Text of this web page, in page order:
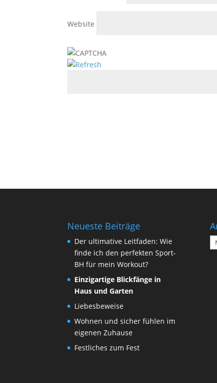
Website
Neueste Beiträge
Der ultimative Leitfaden: Wie
finde ich den perfekten Sport-
BH für mein Workout?
Einzigartige Blickfänge in
Haus und Garten
Liebesbeweise
Wohnen und sicher fühlen im
eigenen Zuhause
Festliches zum Fest